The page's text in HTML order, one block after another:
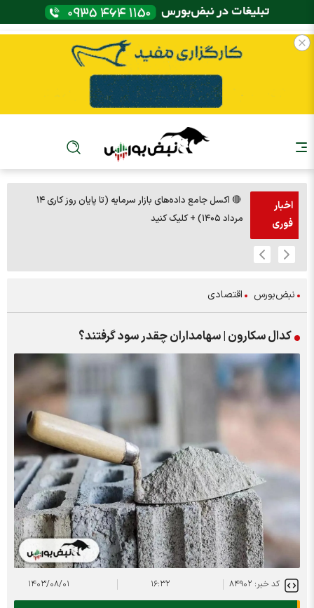
اخبار
فوری
🔴 اکسل جامع داده‌های بازار سرمایه (تا پایان روز کاری ۱۴
مرداد ۱۴۰۵) + کلیک کنید
نبض‌بورس اقتصادی
کدال سکارون | سهامداران چقدر سود گرفتند؟
کد خبر: ۸۴۹۰۲ ۱۶:۳۲ ۱۴۰۳/۰۸/۰۱